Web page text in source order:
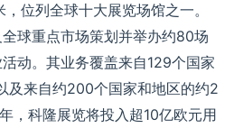
，位列全球十大展览场馆之一。
球重点市场策划并举办约80场
动。其业务覆盖来自129个国家
及来自约200个国家和地区的约2
年，科隆展览将投入超10亿欧元用